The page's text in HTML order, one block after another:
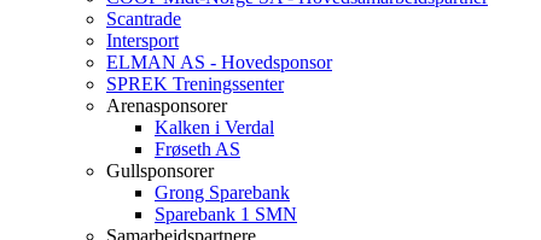
Scantrade
Intersport
ELMAN AS - Hovedsponsor
SPREK Treningssenter
Arenasponsorer
Kalken i Verdal
Frøseth AS
Gullsponsorer
Grong Sparebank
Sparebank 1 SMN
Samarbeidspartnere